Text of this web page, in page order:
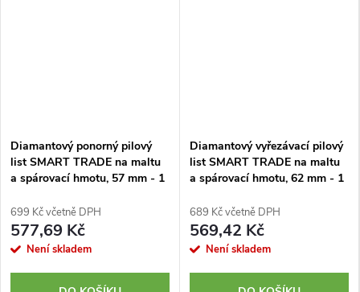
Diamantový ponorný pilový
list SMART TRADE na maltu
a spárovací hmotu, 57 mm - 1
699 Kč včetně DPH
577,69 Kč
Není skladem
Diamantový vyřezávací pilový
list SMART TRADE na maltu
a spárovací hmotu, 62 mm - 1
689 Kč včetně DPH
569,42 Kč
Není skladem